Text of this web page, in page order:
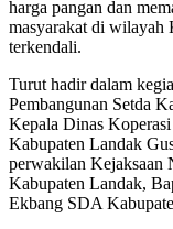
harga pangan dan
masyarakat di wilayah
terkendali.
Turut hadir dalam
Pembangunan Setda
Kepala Dinas
Kabupaten Landak
perwakilan Kejaksaan
Kabupaten Landak,
Ekbang SDA